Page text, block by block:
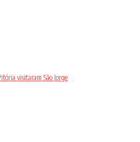
visitaram São Jorge